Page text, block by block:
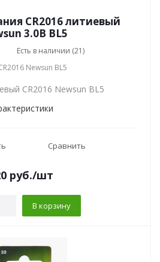
CR2016 литиевый
3.0В BL5
Есть в наличии (21)
Newsun BL5
CR2016 Newsun BL5
Сравнить
руб./шт
В корзину